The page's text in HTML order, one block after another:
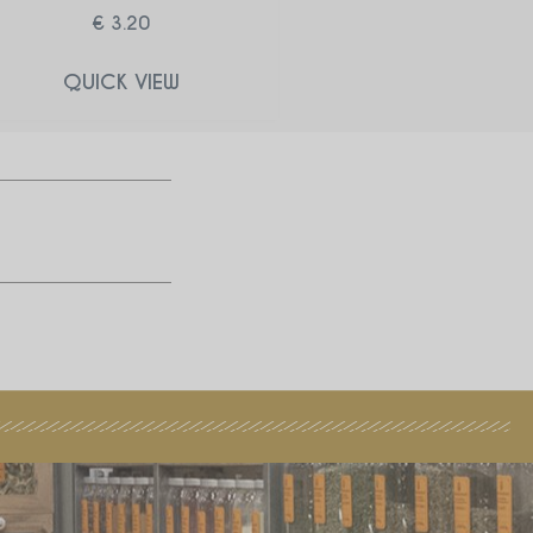
€ 3.20
QUICK VIEW